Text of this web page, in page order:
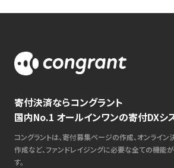
寄付決済ならコングラント
国内No.1 オールインワンの寄付DXシ
コングラントは、寄付募集ページの作成、オンライン
作成など、ファンドレイジングに必要な全ての機能
す。